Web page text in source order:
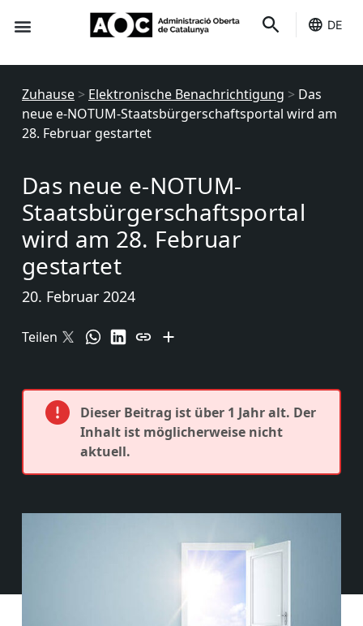
DE
Zuhause > Elektronische Benachrichtigung > Das
neue e-NOTUM-Staatsbürgerschaftsportal wird am
28. Februar gestartet
Das neue e-NOTUM-
Staatsbürgerschaftsportal
wird am 28. Februar
gestartet
20. Februar 2024
Teilen
Dieser Beitrag ist über 1 Jahr alt. Der
Inhalt ist möglicherweise nicht
aktuell.